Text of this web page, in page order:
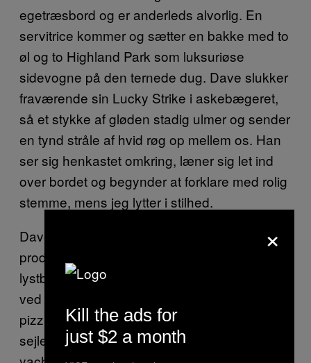
egetræsbord og er anderleds alvorlig. En
servitrice kommer og sætter en bakke med to
øl og to Highland Park som luksuriøse
sidevogne på den ternede dug. Dave slukker
fraværende sin Lucky Strike i askebægeret,
så et stykke af gløden stadig ulmer og sender
en tynd stråle af hvid røg op mellem os. Han
ser sig henkastet omkring, læner sig let ind
over bordet og begynder at forklare med rolig
stemme, mens jeg lytter i stilhed.
Dave forklarer, hvordan pillerne bliver
produceret i en kælder i Redhead og kørt til
lystbådehavnen. Her overtager en rigmand
ved navn Pratt, som har en kæde af
pizzariaer af tvivlsom kvalitet i England, og
sejler stofferne tværs over østersøen i sin
×
Kill the ads for
just $2 a month